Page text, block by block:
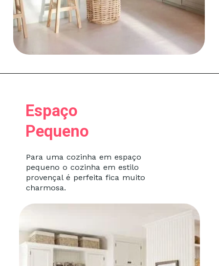
Para uma cozinha em espaço
pequeno o cozinha em estilo
provençal é perfeita fica muito
charmosa.
Espaço
Pequeno